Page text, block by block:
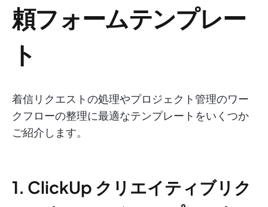
頼フォームテンプレー
ト
着信リクエストの処理やプロジェクト管理のワー
クフローの整理に最適なテンプレートをいくつか
ご紹介します。
1. ClickUp クリエイティブリク